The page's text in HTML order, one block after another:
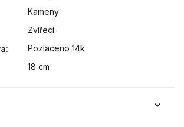
Kameny
Zvířecí
:
Pozlaceno 14k
18 cm